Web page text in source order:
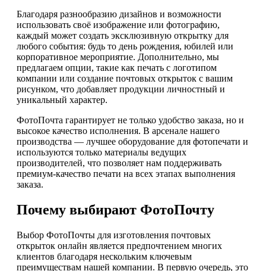
Благодаря разнообразию дизайнов и возможности
использовать своё изображение или фотографию,
каждый может создать эксклюзивную открытку для
любого события: будь то день рождения, юбилей или
корпоративное мероприятие. Дополнительно, мы
предлагаем опции, такие как печать с логотипом
компании или создание почтовых открыток с вашим
рисунком, что добавляет продукции личностный и
уникальный характер.
ФотоПочта гарантирует не только удобство заказа, но и
высокое качество исполнения. В арсенале нашего
производства — лучшее оборудование для фотопечати и
используются только материалы ведущих
производителей, что позволяет нам поддерживать
премиум-качество печати на всех этапах выполнения
заказа.
Почему выбирают ФотоПочту
Выбор ФотоПочты для изготовления почтовых
открыток онлайн является предпочтением многих
клиентов благодаря нескольким ключевым
преимуществам нашей компании. В первую очередь, это